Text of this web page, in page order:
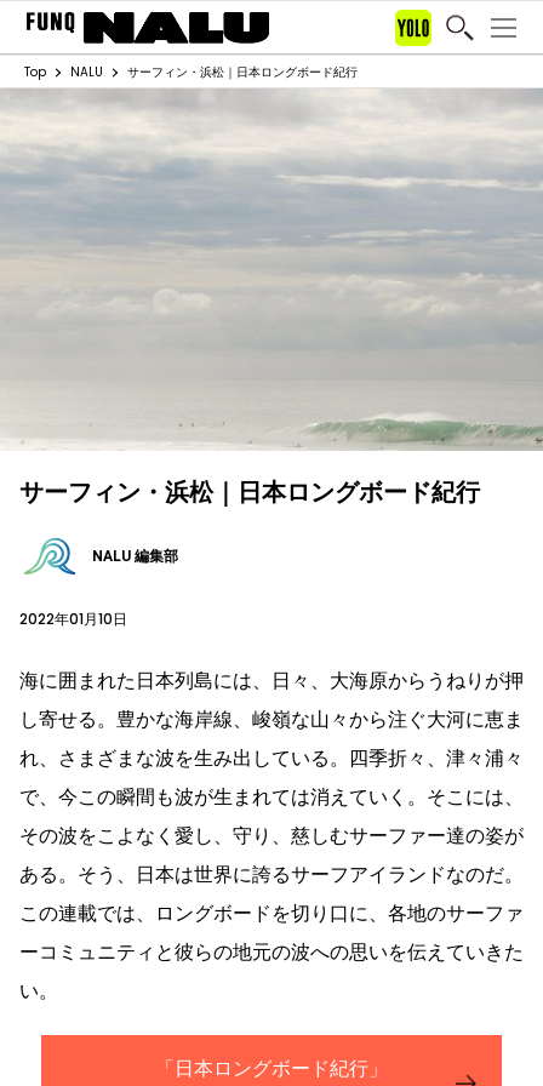
Top NALU サーフィン・浜松｜日本ロングボード紀行
サーフィン・浜松｜日本ロングボード紀行
NALU 編集部
2022年01月10日
海に囲まれた日本列島には、日々、大海原からうねりが押
し寄せる。豊かな海岸線、峻嶺な山々から注ぐ大河に恵ま
れ、さまざまな波を生み出している。四季折々、津々浦々
で、今この瞬間も波が生まれては消えていく。そこには、
その波をこよなく愛し、守り、慈しむサーファー達の姿が
ある。そう、日本は世界に誇るサーフアイランドなのだ。
この連載では、ロングボードを切り口に、各地のサーファ
ーコミュニティと彼らの地元の波への思いを伝えていきた
い。
「日本ロングボード紀行」